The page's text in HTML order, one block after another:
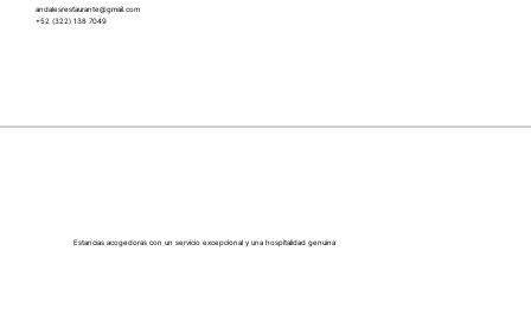
Estancias acogedoras con un servicio excepcional y una hospitalidad genuina
andalesrestaurante@gmail.com
+52 (322) 138 7049